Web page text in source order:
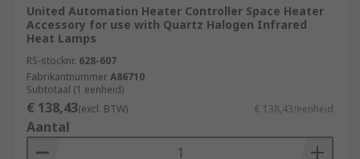
United Automation Heater Controller Space Heater
Accessory for use with Quartz Halogen Infrared
Heat Lamps
RS-stocknr. 628-607
FabrikantnummerA86710
Subtotaal (1 eenheid)
€ 138,43(excl. BTW) € 138,43/eenheid
Aantal